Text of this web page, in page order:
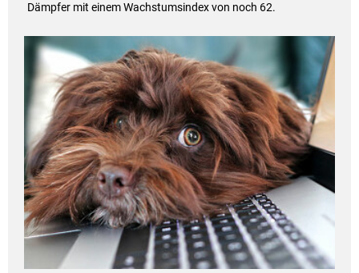
Dämpfer mit einem Wachstumsindex von noch 62.